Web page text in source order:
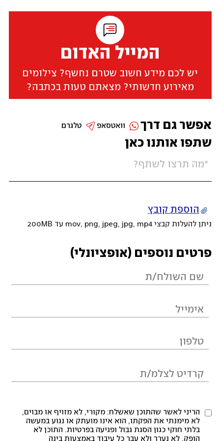
המייל האדום
יש לכם מידע חשוב שטרם נחשף? צילומים
מאירוע חדשותי? מצאתם טעות בכתבה?
שתפו אותנו כאן
הוספת קובץ
ניתן להעלות קבצי mov, png, jpeg, jpg, mp4 עד 200MB
פרטים נוספים (אופציונלי)
הריני לאשר שהתוכן שאשלח: מקורי, לא מזויף או מבוים,
לא מימנתי את הפקתו, הוא אינו מועתק או נגוע במעשה
בלתי חוקי כגון הסגת גבול ופגיעה בפרטיות. התוכן לא
הופק, לא נערך ולא עבר כל עיבוד באמצעות בינה
אפשר גם דרך טלגרם וואטסאפ